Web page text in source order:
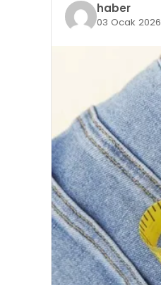
haber
03 Ocak 2026